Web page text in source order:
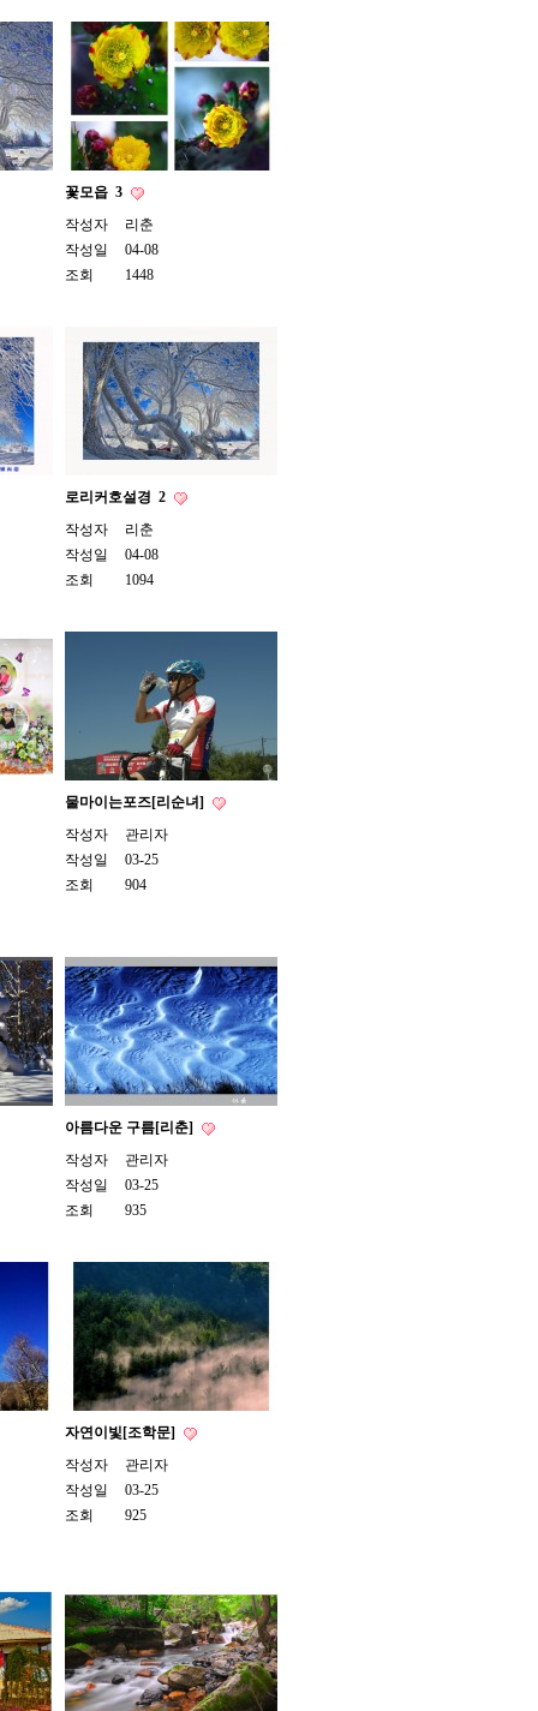
꽃모읍 3
작성자
리춘
작성일
04-08
조회
1448
로리커호설경 2
작성자
리춘
작성일
04-08
조회
1094
물마이는포즈[리순녀]
작성자
관리자
작성일
03-25
조회
904
아름다운 구름[리춘]
작성자
관리자
작성일
03-25
조회
935
자연이빛[조학문]
작성자
관리자
작성일
03-25
조회
925